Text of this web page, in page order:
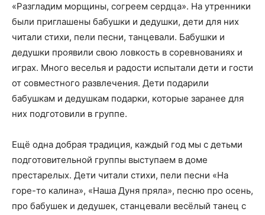
«Разгладим морщины, согреем сердца». На утренники
были приглашены бабушки и дедушки, дети для них
читали стихи, пели песни, танцевали. Бабушки и
дедушки проявили свою ловкость в соревнованиях и
играх. Много веселья и радости испытали дети и гости
от совместного развлечения. Дети подарили
бабушкам и дедушкам подарки, которые заранее для
них подготовили в группе.
Ещё одна добрая традиция, каждый год мы с детьми
подготовительной группы выступаем в доме
престарелых. Дети читали стихи, пели песни «На
горе-то калина», «Наша Дуня пряла», песню про осень,
про бабушек и дедушек, станцевали весёлый танец с